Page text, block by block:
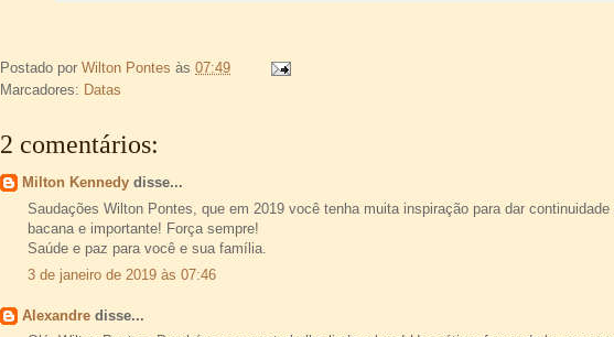
Postado por Wilton Pontes às 07:49
Marcadores: Datas
2 comentários:
Milton Kennedy disse...
Saudações Wilton Pontes, que em 2019 você tenha muita inspiração para dar
bacana e importante! Força sempre!
Saúde e paz para você e sua família.
3 de janeiro de 2019 às 07:46
Alexandre disse...